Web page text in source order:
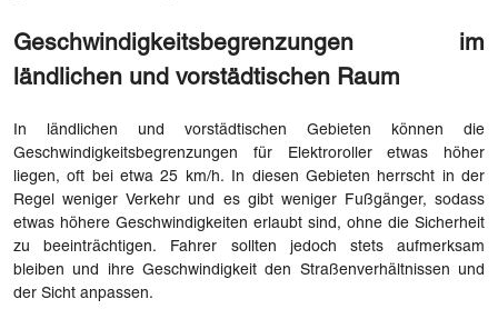
Geschwindigkeitsbegrenzungen im
ländlichen und vorstädtischen Raum
In ländlichen und vorstädtischen Gebieten können die
Geschwindigkeitsbegrenzungen für Elektroroller etwas höher
liegen, oft bei etwa 25 km/h. In diesen Gebieten herrscht in der
Regel weniger Verkehr und es gibt weniger Fußgänger, sodass
etwas höhere Geschwindigkeiten erlaubt sind, ohne die Sicherheit
zu beeinträchtigen. Fahrer sollten jedoch stets aufmerksam
bleiben und ihre Geschwindigkeit den Straßenverhältnissen und
der Sicht anpassen.